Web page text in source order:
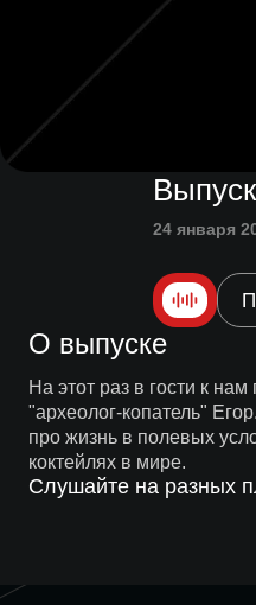
24 января
О выпуске
На этот раз в гости к
"археолог-копатель"
про жизнь в полевых
коктейлях в мире.
Слушайте на разных